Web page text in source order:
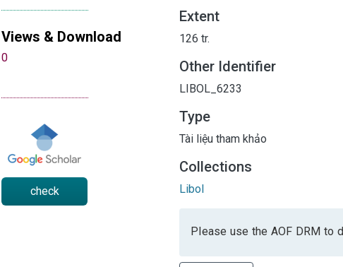
Views & Download
0
check
Extent
126 tr.
Other Identifier
LIBOL_6233
Type
Tài liệu tham khảo
Collections
Libol
Please use the AOF DRM to